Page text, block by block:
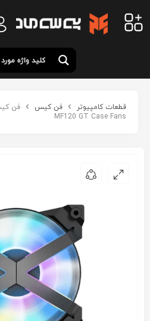
قطعات کامپیوتر فن کیس
MF120 GT Case Fans